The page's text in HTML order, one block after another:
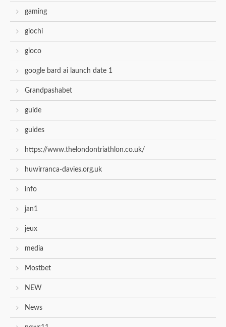
gaming
giochi
gioco
google bard ai launch date 1
Grandpashabet
guide
guides
https://www.thelondontriathlon.co.uk/
huwirranca-davies.org.uk
info
jan1
jeux
media
Mostbet
NEW
News